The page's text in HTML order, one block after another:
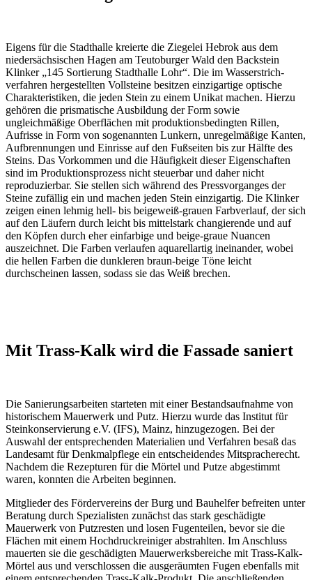
Eigens für die Stadthalle kreierte die Ziegelei Hebrok aus dem
niedersächsischen Hagen am Teutoburger Wald den Backstein
Klinker „145 Sortierung Stadthalle Lohr“. Die im Wasserstrich­
verfahren hergestellten Vollsteine besitzen einzigartige optische
Charakteristiken, die jeden Stein zu einem Unikat machen. Hierzu
gehören die prismatische Ausbildung der Form sowie
ungleichmäßige Oberflächen mit produktionsbedingten Rillen,
Aufrisse in Form von sogenannten Lunkern, unregelmäßige Kanten,
Aufbrennungen und Einrisse auf den Fußseiten bis zur Hälfte des
Steins. Das Vorkommen und die Häufigkeit dieser Eigenschaften
sind im Produktionsprozess nicht steuerbar und daher nicht
reproduzierbar. Sie stellen sich während des Pressvorganges der
Steine zufällig ein und machen jeden Stein einzigartig. Die Klinker
zeigen einen lehmig hell- bis beigeweiß-grauen Farbverlauf, der sich
auf den Läufern durch leicht bis mittelstark changierende und auf
den Köpfen durch eher einfarbige und beige-graue Nuancen
auszeichnet. Die Farben verlaufen aquarellartig ineinander, wobei
die hellen Farben die dunkleren braun-beige Töne leicht
durchscheinen lassen, sodass sie das Weiß brechen.
Mit Trass-Kalk wird die Fassade saniert
Die Sanierungsarbeiten starteten mit einer Bestandsaufnahme von
historischem Mauerwerk und Putz. Hierzu wurde das Institut für
Steinkonservierung e.V. (IFS), Mainz, hinzugezogen. Bei der
Auswahl der entsprechenden Materialien und Verfahren besaß das
Landesamt für Denkmalpflege ein entscheidendes Mitspracherecht.
Nachdem die Rezepturen für die Mörtel und Putze abgestimmt
waren, konnten die Arbeiten beginnen.
Mitglieder des Fördervereins der Burg und Bauhelfer befreiten unter
Beratung durch Spezialisten zunächst das stark geschädigte
Mauerwerk von Putzresten und losen Fugenteilen, bevor sie die
Flächen mit einem Hochdruckreiniger abstrahlten. Im Anschluss
mauerten sie die geschädigten Mauerwerksbereiche mit Trass-Kalk-
Mörtel aus und verschlossen die ausgeräumten Fugen ebenfalls mit